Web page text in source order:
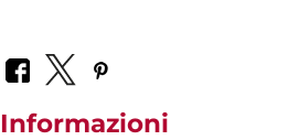
Informazioni